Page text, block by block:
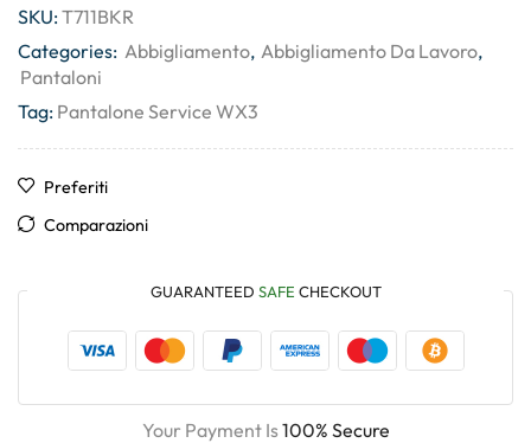
SKU:T711BKR
Categories: Abbigliamento, Abbigliamento Da Lavoro,
Pantaloni
Tag: Pantalone Service WX3
Preferiti
Comparazioni
GUARANTEED SAFE CHECKOUT
Your Payment Is100% Secure